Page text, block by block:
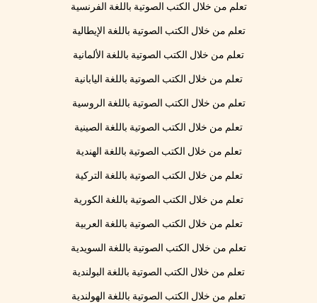
تعلم من خلال الكتب الصوتية باللغة الفرنسية
تعلم من خلال الكتب الصوتية باللغة الإيطالية
تعلم من خلال الكتب الصوتية باللغة الألمانية
تعلم من خلال الكتب الصوتية باللغة اليابانية
تعلم من خلال الكتب الصوتية باللغة الروسية
تعلم من خلال الكتب الصوتية باللغة الصينية
تعلم من خلال الكتب الصوتية باللغة الهندية
تعلم من خلال الكتب الصوتية باللغة التركية
تعلم من خلال الكتب الصوتية باللغة الكورية
تعلم من خلال الكتب الصوتية باللغة العربية
تعلم من خلال الكتب الصوتية باللغة السويدية
تعلم من خلال الكتب الصوتية باللغة البولندية
تعلم من خلال الكتب الصوتية باللغة الهولندية